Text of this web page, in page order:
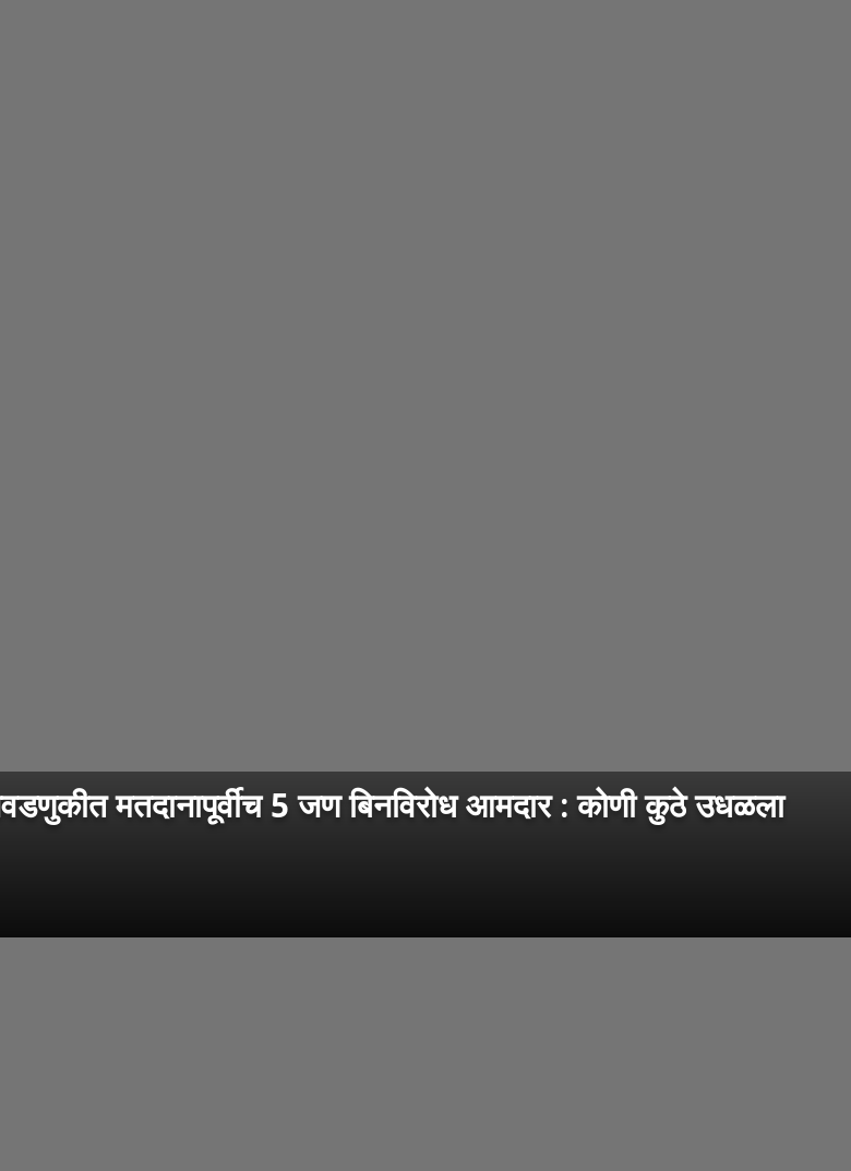
मतदानापूर्वीच 5 जण बिनविरोध आमदार : कोणी कुठे उधळला